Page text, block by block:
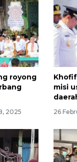
royong
2025
misi
26